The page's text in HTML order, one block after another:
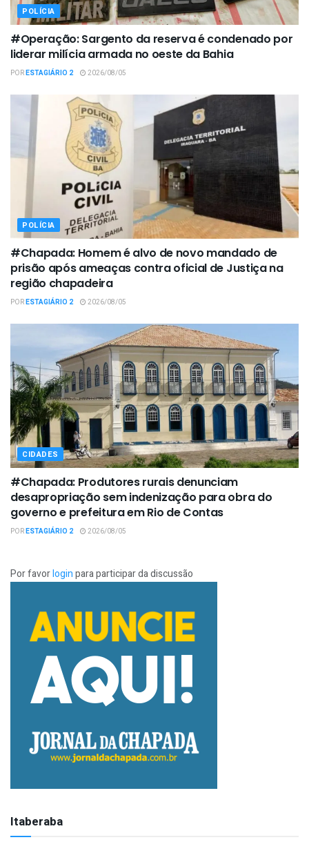
POLÍCIA
#Operação: Sargento da reserva é condenado por
liderar milícia armada no oeste da Bahia
PORESTAGIÁRIO 2 2026/08/05
POLÍCIA
#Chapada: Homem é alvo de novo mandado de
prisão após ameaças contra oficial de Justiça na
região chapadeira
PORESTAGIÁRIO 2 2026/08/05
CIDADES
#Chapada: Produtores rurais denunciam
desapropriação sem indenização para obra do
governo e prefeitura em Rio de Contas
PORESTAGIÁRIO 2 2026/08/05
Por favorloginpara participar da discussão
Itaberaba